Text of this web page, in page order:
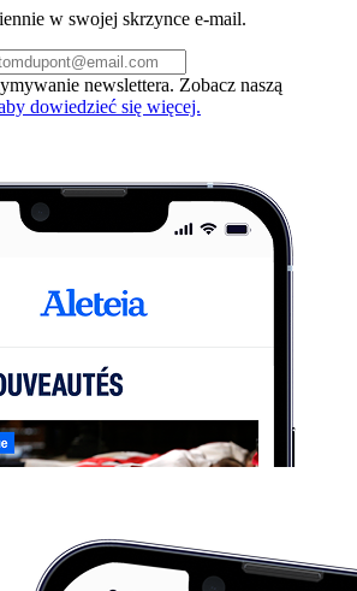
w swojej skrzynce e-mail.
newslettera. Zobacz naszą
dowiedzieć się więcej.